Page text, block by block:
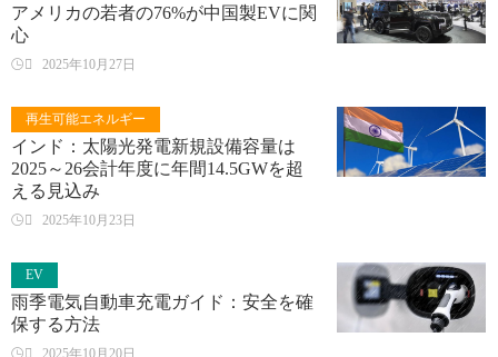
アメリカの若者の76%が中国製EVに関
心
 2025年10月27日
再生可能エネルギー
インド：太陽光発電新規設備容量は
2025～26会計年度に年間14.5GWを超
える見込み
 2025年10月23日
EV
雨季電気自動車充電ガイド：安全を確
保する方法
